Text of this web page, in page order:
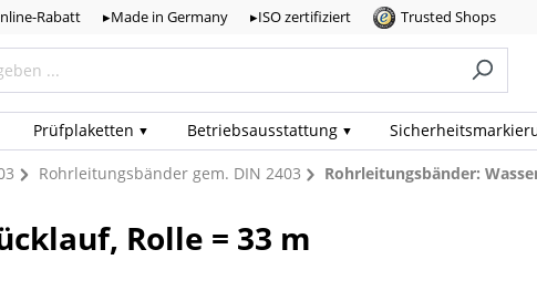
Rabatt ▸Made in Germany ▸ISO zertifiziert Trusted Shops
Prüf­plaketten Betriebs­ausstattung
Rohrleitungsbänder gem. DIN 2403 Rohrleitungsbänder:
Rolle = 33 m